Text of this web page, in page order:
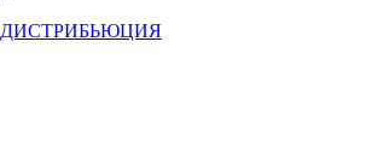
ДИСТРИБЬЮЦИЯ